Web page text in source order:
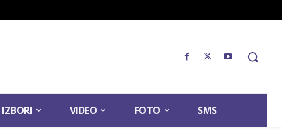
IZBORI VIDEO FOTO SMS